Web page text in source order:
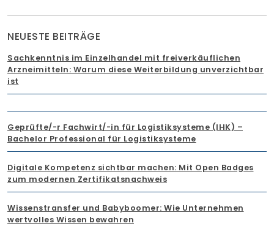
NEUESTE BEITRÄGE
Sachkenntnis im Einzelhandel mit freiverkäuflichen
Arzneimitteln: Warum diese Weiterbildung unverzichtbar
ist
Geprüfte/-r Fachwirt/-in für Logistiksysteme (IHK) –
Bachelor Professional für Logistiksysteme
Digitale Kompetenz sichtbar machen: Mit Open Badges
zum modernen Zertifikatsnachweis
Wissenstransfer und Babyboomer: Wie Unternehmen
wertvolles Wissen bewahren